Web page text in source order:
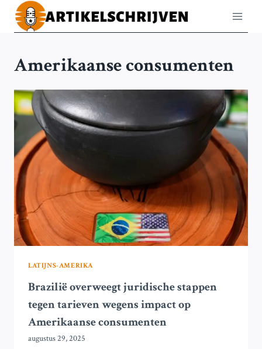
Doorgaan
naar
Amerikaanse consumenten
LATIJNS-AMERIKA
Brazilië overweegt juridische stappen
tegen tarieven wegens impact op
Amerikaanse consumenten
augustus 29, 2025